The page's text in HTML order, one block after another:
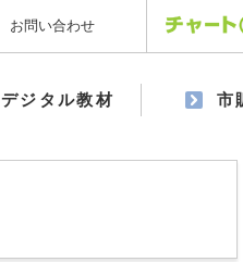
お問い合わせ
デジタル教材 市